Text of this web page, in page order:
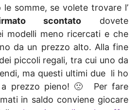
somme, se volete trovare l’
scontato dovete
modelli meno ricercati e che
da un prezzo alto. Alla fine
piccoli regali, tra cui uno da
ma questi ultimi due li ho
a prezzo pieno! 🙁 Per fare
in saldo conviene giocare